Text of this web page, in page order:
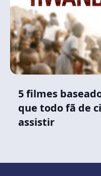
5 filmes
que todo fã de
assistir